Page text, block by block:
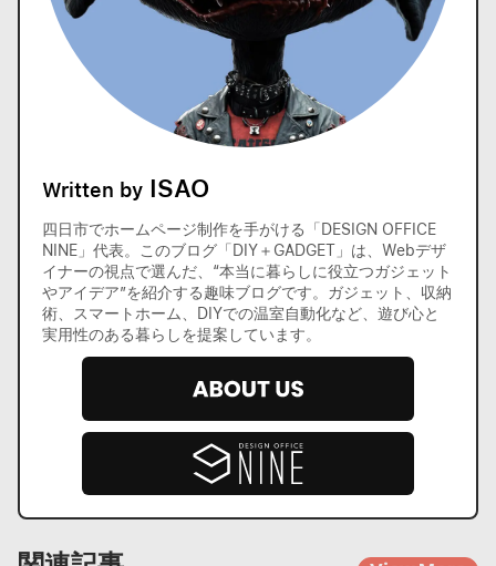
Written by ISAO
四日市でホームページ制作を手がける「DESIGN OFFICE
NINE」代表。このブログ「DIY＋GADGET」は、Webデザ
イナーの視点で選んだ、“本当に暮らしに役立つガジェット
やアイデア”を紹介する趣味ブログです。ガジェット、収納
術、スマートホーム、DIYでの温室自動化など、遊び心と
実用性のある暮らしを提案しています。